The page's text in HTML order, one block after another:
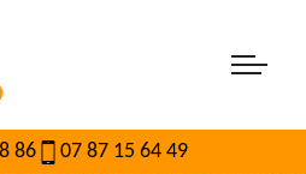
86 07 87 15 64 49